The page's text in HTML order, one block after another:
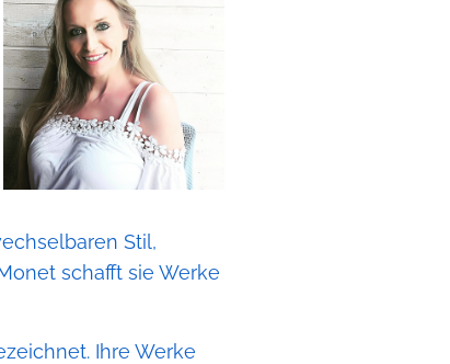
Stil,
schafft sie Werke
Ihre Werke